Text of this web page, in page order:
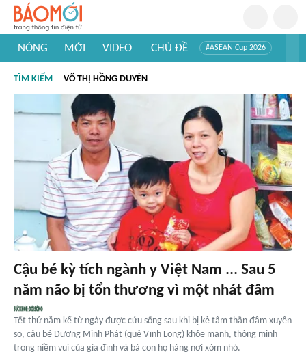
NÓNG MỚI VIDEO CHỦ ĐỀ #ASEAN Cup 2026
#Khám phá thế giới
TÌM KIẾM VÕ THỊ HỒNG DUYÊN
Cậu bé kỳ tích ngành y Việt Nam ... Sau 5
năm não bị tổn thương vì một nhát đâm
Tết thứ năm kể từ ngày được cứu sống sau khi bị kẻ tâm thần đâm xuyên
sọ, cậu bé Dương Minh Phát (quê Vĩnh Long) khỏe mạnh, thông minh
trong niềm vui của gia đình và bà con họ hàng nơi xóm nhỏ.